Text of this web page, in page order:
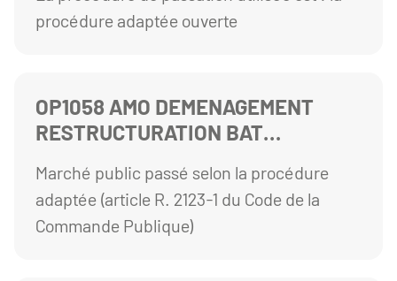
- Campus des Cézeaux à Aubière
procédure adaptée ouverte
OP1058 AMO DEMENAGEMENT
RESTRUCTURATION BAT
Marché public passé selon la procédure
adaptée (article R. 2123-1 du Code de la
Commande Publique)